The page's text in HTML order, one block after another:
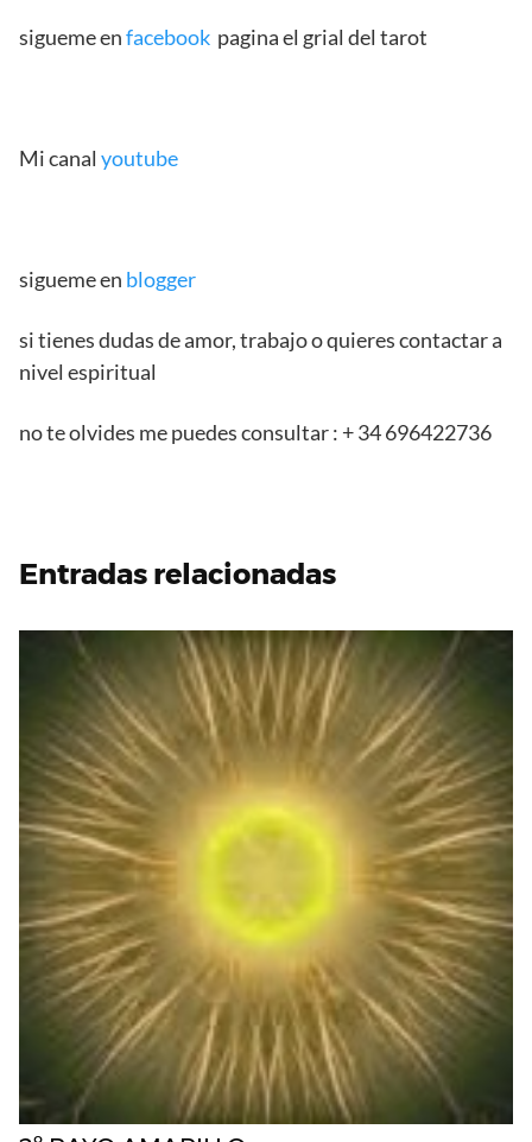
sigueme enfacebook pagina el grial del tarot
Mi canal youtube
sigueme en blogger
si tienes dudas de amor, trabajo o quieres contactar a
nivel espiritual
no te olvides me puedes consultar : + 34 696422736
Entradas relacionadas